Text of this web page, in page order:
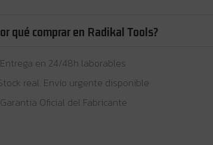
qué comprar en Radikal Tools?
Entrega en 24/48h laborables
real. Envío urgente disponible
Garantia Oficial del Fabricante